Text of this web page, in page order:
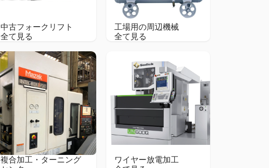
中古フォークリフト
全て見る
工場用の周辺機械
全て見る
複合加工・ターニング
ワイヤー放電加工